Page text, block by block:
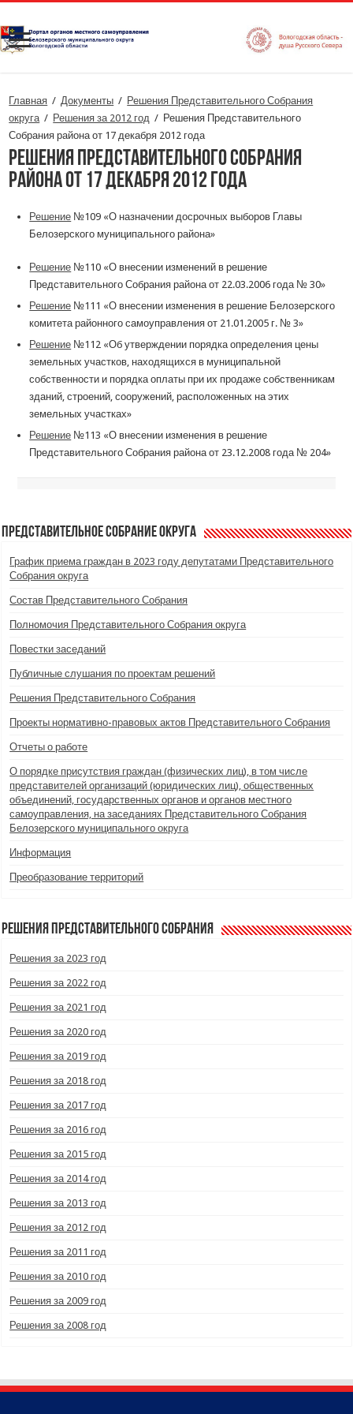
Главная / Документы / Решения Представительного Собрания
округа / Решения за 2012 год / Решения Представительного
Собрания района от 17 декабря 2012 года
Решения Представительного Собрания
района от 17 декабря 2012 года
Решение №109 «О назначении досрочных выборов Главы
Белозерского муниципального района»
Решение №110 «О внесении изменений в решение
Представительного Собрания района от 22.03.2006 года № 30»
Решение №111 «О внесении изменения в решение Белозерского
комитета районного самоуправления от 21.01.2005 г. № 3»
Решение №112 «Об утверждении порядка определения цены
земельных участков, находящихся в муниципальной
собственности и порядка оплаты при их продаже собственникам
зданий, строений, сооружений, расположенных на этих
земельных участках»
Решение №113 «О внесении изменения в решение
Представительного Собрания района от 23.12.2008 года № 204»
Представительное Собрание округа
График приема граждан в 2023 году депутатами Представительного
Собрания округа
Состав Представительного Собрания
Полномочия Представительного Собрания округа
Повестки заседаний
Публичные слушания по проектам решений
Решения Представительного Собрания
Проекты нормативно-правовых актов Представительного Собрания
Отчеты о работе
О порядке присутствия граждан (физических лиц), в том числе
представителей организаций (юридических лиц), общественных
объединений, государственных органов и органов местного
самоуправления, на заседаниях Представительного Собрания
Белозерского муниципального округа
Информация
Преобразование территорий
Решения Представительного Собрания
Решения за 2023 год
Решения за 2022 год
Решения за 2021 год
Решения за 2020 год
Решения за 2019 год
Решения за 2018 год
Решения за 2017 год
Решения за 2016 год
Решения за 2015 год
Решения за 2014 год
Решения за 2013 год
Решения за 2012 год
Решения за 2011 год
Решения за 2010 год
Решения за 2009 год
Решения за 2008 год